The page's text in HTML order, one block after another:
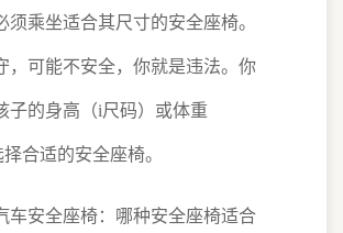
须乘坐适合其尺寸的安全座椅。
，可能不安全，你就是违法。你
子的身高（i尺码）或体重
择合适的安全座椅。
车安全座椅：哪种安全座椅适合